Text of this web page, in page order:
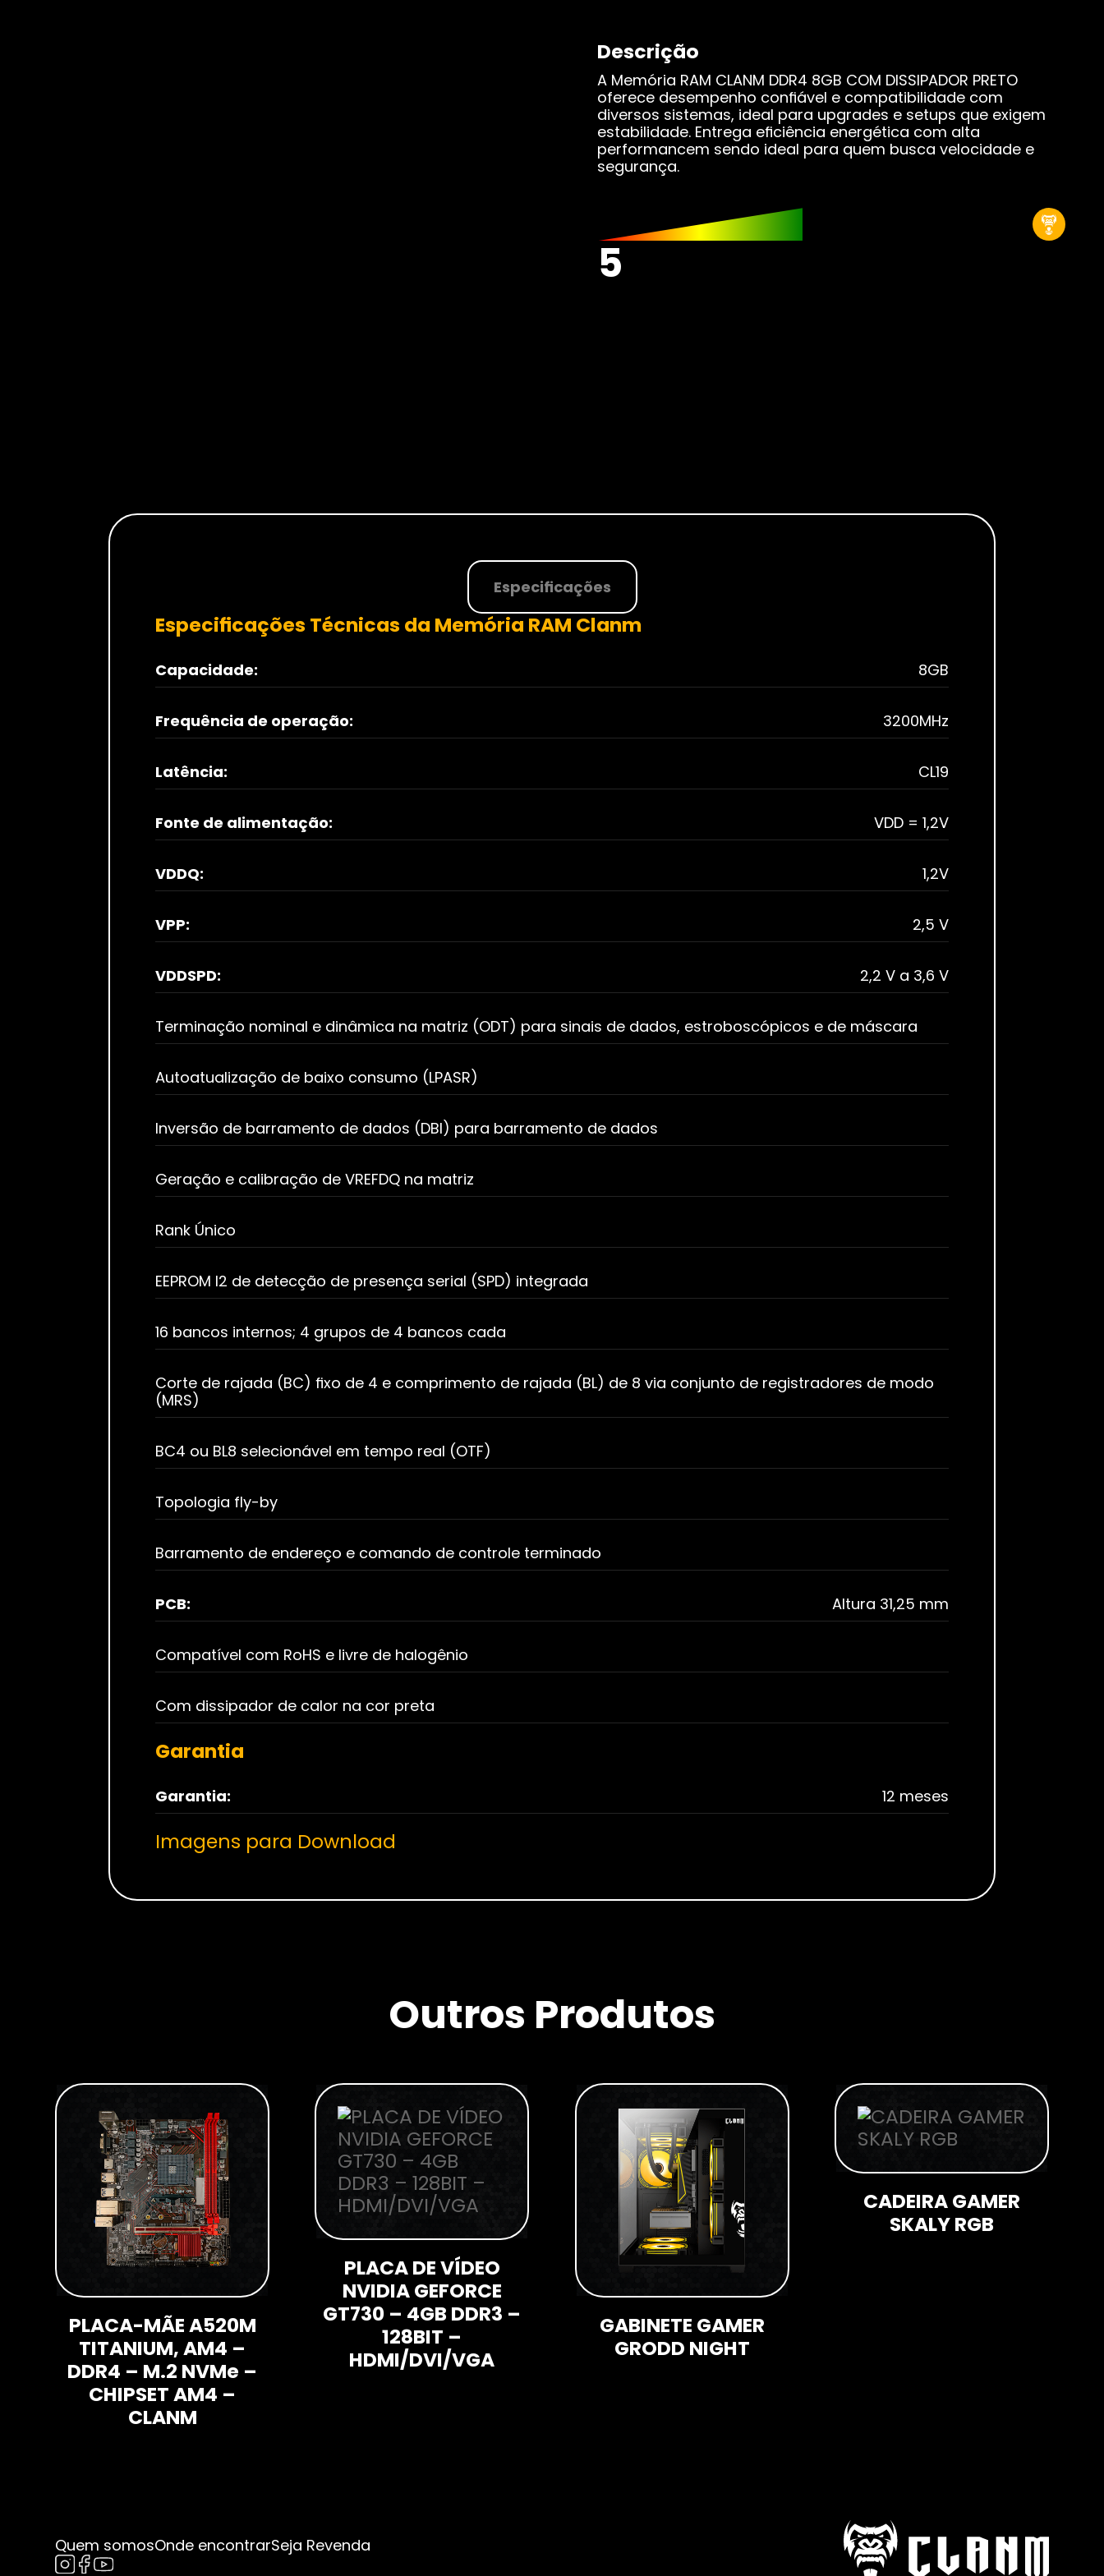
Water Coolers
SSDs M2
Descrição
A Memória RAM CLANM DDR4 8GB COM DISSIPADOR PRETO
oferece desempenho confiável e compatibilidade com
diversos sistemas, ideal para upgrades e setups que exigem
estabilidade. Entrega eficiência energética com alta
performancem sendo ideal para quem busca velocidade e
segurança.
5
Especificações
Especificações Técnicas da Memória RAM Clanm
Capacidade: 8GB
Frequência de operação: 3200MHz
Latência: CL19
Fonte de alimentação: VDD = 1,2V
VDDQ: 1,2V
VPP: 2,5 V
VDDSPD: 2,2 V a 3,6 V
Terminação nominal e dinâmica na matriz (ODT) para sinais de dados, estroboscópicos e de máscara
Autoatualização de baixo consumo (LPASR)
Inversão de barramento de dados (DBI) para barramento de dados
Geração e calibração de VREFDQ na matriz
Rank Único
EEPROM I2 de detecção de presença serial (SPD) integrada
16 bancos internos; 4 grupos de 4 bancos cada
Corte de rajada (BC) fixo de 4 e comprimento de rajada (BL) de 8 via conjunto de registradores de modo
(MRS)
BC4 ou BL8 selecionável em tempo real (OTF)
Topologia fly-by
Barramento de endereço e comando de controle terminado
PCB: Altura 31,25 mm
Compatível com RoHS e livre de halogênio
Com dissipador de calor na cor preta
Garantia
Garantia: 12 meses
Imagens para Download
Outros Produtos
PLACA-MÃE A520M
TITANIUM, AM4 –
DDR4 – M.2 NVMe –
CHIPSET AM4 –
CLANM
PLACA DE VÍDEO
NVIDIA GEFORCE
GT730 – 4GB DDR3 –
128BIT –
HDMI/DVI/VGA
GABINETE GAMER
GRODD NIGHT
CADEIRA GAMER
SKALY RGB
Quem somosOnde encontrarSeja Revenda